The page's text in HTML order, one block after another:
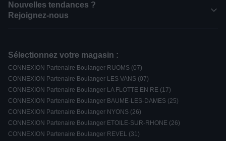
Nouvelles tendances ?
Rejoignez-nous
Sélectionnez votre magasin :
CONNEXION Partenaire Boulanger RUOMS (07)
CONNEXION Partenaire Boulanger LES VANS (07)
CONNEXION Partenaire Boulanger LA FLOTTE EN RE (17)
CONNEXION Partenaire Boulanger BAUME-LES-DAMES (25)
CONNEXION Partenaire Boulanger NYONS (26)
CONNEXION Partenaire Boulanger ETOILE-SUR-RHONE (26)
CONNEXION Partenaire Boulanger REVEL (31)